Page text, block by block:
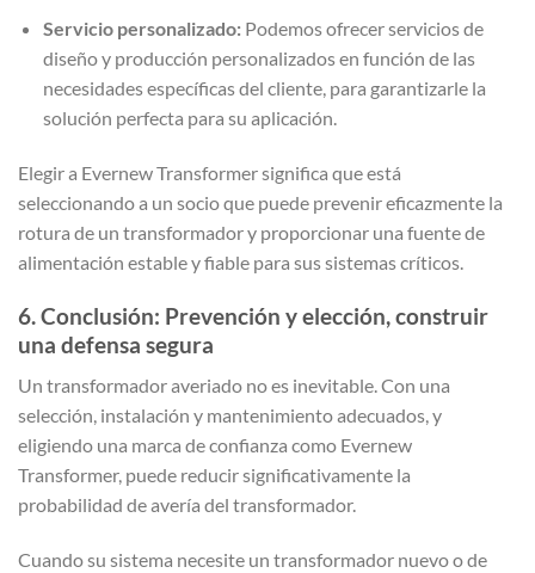
Servicio personalizado:Podemos ofrecer servicios de
diseño y producción personalizados en función de las
necesidades específicas del cliente, para garantizarle la
solución perfecta para su aplicación.
Elegir a Evernew Transformer significa que está
seleccionando a un socio que puede prevenir eficazmente la
rotura de un transformador y proporcionar una fuente de
alimentación estable y fiable para sus sistemas críticos.
6. Conclusión: Prevención y elección, construir
una defensa segura
Un transformador averiado no es inevitable. Con una
selección, instalación y mantenimiento adecuados, y
eligiendo una marca de confianza como Evernew
Transformer, puede reducir significativamente la
probabilidad de avería del transformador.
Cuando su sistema necesite un transformador nuevo o de